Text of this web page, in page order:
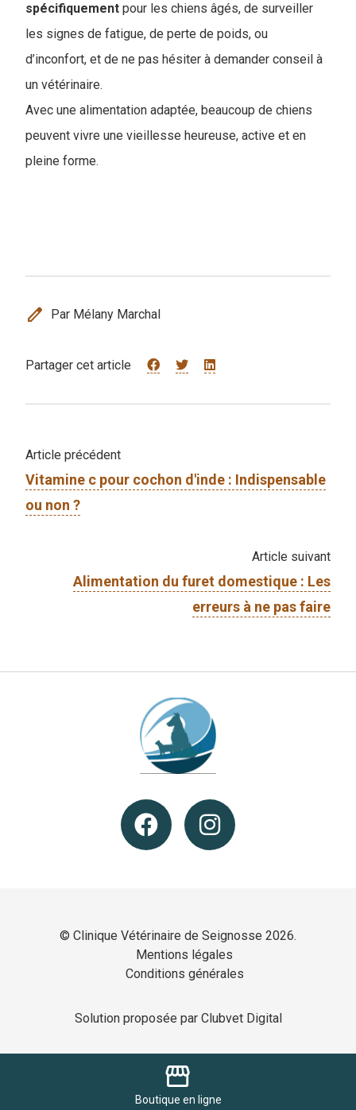
spécifiquement pour les chiens âgés, de surveiller
les signes de fatigue, de perte de poids, ou
d’inconfort, et de ne pas hésiter à demander conseil à
un vétérinaire.
Avec une alimentation adaptée, beaucoup de chiens
peuvent vivre une vieillesse heureuse, active et en
pleine forme.
edit Par Mélany Marchal
Partager cet article
Article précédent
Vitamine c pour cochon d'inde​ : Indispensable
ou non ?
Article suivant
Alimentation du furet domestique : Les
erreurs à ne pas faire
storefront
Boutique en ligne
© Clinique Vétérinaire de Seignosse 2026.
Mentions légales
Conditions générales
Solution proposée par Clubvet Digital